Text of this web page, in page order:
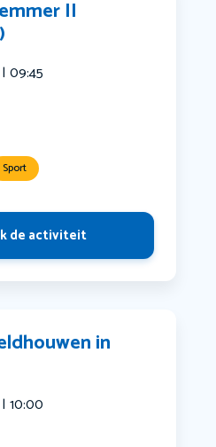
II
09:45
Sport
de activiteit
in
10:00